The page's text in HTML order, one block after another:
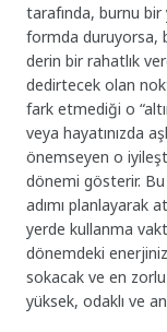
tarafında, burnu
formda duruyorsa,
derin bir rahatlık
dedirtecek olan
fark etmediği o
veya hayatınızda
önemseyen o
dönemi gösterir.
adımı planlayarak
yerde kullanma
dönemdeki
sokacak ve en
yüksek, odaklı ve